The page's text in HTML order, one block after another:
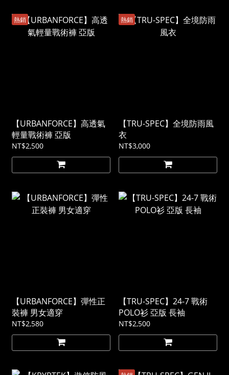
熱銷
【URBANFORCE】高透氣
輕量戰術褲 亞版
NT$2,500
熱銷
【TRU-SPEC】全境防雨風
衣
NT$3,000
【URBANFORCE】彈性正
裝褲 男女適穿
NT$2,580
【TRU-SPEC】24-7 戰術
POLO衫 亞版 長袖
NT$2,500